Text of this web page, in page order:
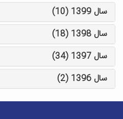
سال 1399 (10)
سال 1398 (18)
سال 1397 (34)
سال 1396 (2)